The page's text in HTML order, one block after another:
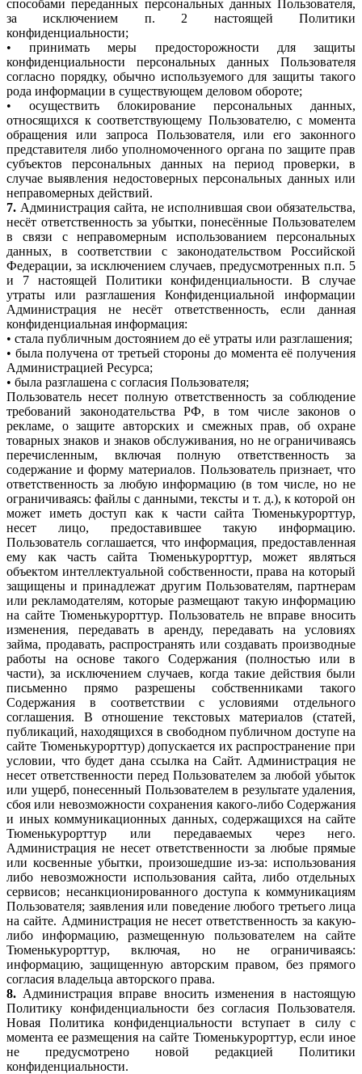
способами переданных персональных данных Пользователя,
за исключением п. 2 настоящей Политики
конфиденциальности;
• принимать меры предосторожности для защиты
конфиденциальности персональных данных Пользователя
согласно порядку, обычно используемого для защиты такого
рода информации в существующем деловом обороте;
• осуществить блокирование персональных данных,
относящихся к соответствующему Пользователю, с момента
обращения или запроса Пользователя, или его законного
представителя либо уполномоченного органа по защите прав
субъектов персональных данных на период проверки, в
случае выявления недостоверных персональных данных или
неправомерных действий.
7. Администрация сайта, не исполнившая свои обязательства,
несёт ответственность за убытки, понесённые Пользователем
в связи с неправомерным использованием персональных
данных, в соответствии с законодательством Российской
Федерации, за исключением случаев, предусмотренных п.п. 5
и 7 настоящей Политики конфиденциальности. В случае
утраты или разглашения Конфиденциальной информации
Администрация не несёт ответственность, если данная
конфиденциальная информация:
• стала публичным достоянием до её утраты или разглашения;
• была получена от третьей стороны до момента её получения
Администрацией Ресурса;
• была разглашена с согласия Пользователя;
Пользователь несет полную ответственность за соблюдение
требований законодательства РФ, в том числе законов о
рекламе, о защите авторских и смежных прав, об охране
товарных знаков и знаков обслуживания, но не ограничиваясь
перечисленным, включая полную ответственность за
содержание и форму материалов. Пользователь признает, что
ответственность за любую информацию (в том числе, но не
ограничиваясь: файлы с данными, тексты и т. д.), к которой он
может иметь доступ как к части сайта Тюменькурорттур,
несет лицо, предоставившее такую информацию.
Пользователь соглашается, что информация, предоставленная
ему как часть сайта Тюменькурорттур, может являться
объектом интеллектуальной собственности, права на который
защищены и принадлежат другим Пользователям, партнерам
или рекламодателям, которые размещают такую информацию
на сайте Тюменькурорттур. Пользователь не вправе вносить
изменения, передавать в аренду, передавать на условиях
займа, продавать, распространять или создавать производные
работы на основе такого Содержания (полностью или в
части), за исключением случаев, когда такие действия были
письменно прямо разрешены собственниками такого
Содержания в соответствии с условиями отдельного
соглашения. В отношение текстовых материалов (статей,
публикаций, находящихся в свободном публичном доступе на
сайте Тюменькурорттур) допускается их распространение при
условии, что будет дана ссылка на Сайт. Администрация не
несет ответственности перед Пользователем за любой убыток
или ущерб, понесенный Пользователем в результате удаления,
сбоя или невозможности сохранения какого-либо Содержания
и иных коммуникационных данных, содержащихся на сайте
Тюменькурорттур или передаваемых через него.
Администрация не несет ответственности за любые прямые
или косвенные убытки, произошедшие из-за: использования
либо невозможности использования сайта, либо отдельных
сервисов; несанкционированного доступа к коммуникациям
Пользователя; заявления или поведение любого третьего лица
на сайте. Администрация не несет ответственность за какую-
либо информацию, размещенную пользователем на сайте
Тюменькурорттур, включая, но не ограничиваясь:
информацию, защищенную авторским правом, без прямого
согласия владельца авторского права.
8. Администрация вправе вносить изменения в настоящую
Политику конфиденциальности без согласия Пользователя.
Новая Политика конфиденциальности вступает в силу с
момента ее размещения на сайте Тюменькурорттур, если иное
не предусмотрено новой редакцией Политики
конфиденциальности.